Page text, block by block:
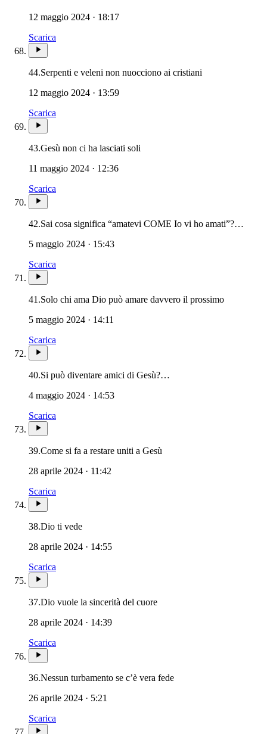
12 maggio 2024 · 18:17
Scarica
44.Serpenti e veleni non nuocciono ai cristiani
12 maggio 2024 · 13:59
Scarica
43.Gesù non ci ha lasciati soli
11 maggio 2024 · 12:36
Scarica
42.Sai cosa significa “amatevi COME Io vi ho amati”?…
5 maggio 2024 · 15:43
Scarica
41.Solo chi ama Dio può amare davvero il prossimo
5 maggio 2024 · 14:11
Scarica
40.Si può diventare amici di Gesù?…
4 maggio 2024 · 14:53
Scarica
39.Come si fa a restare uniti a Gesù
28 aprile 2024 · 11:42
Scarica
38.Dio ti vede
28 aprile 2024 · 14:55
Scarica
37.Dio vuole la sincerità del cuore
28 aprile 2024 · 14:39
Scarica
36.Nessun turbamento se c’è vera fede
26 aprile 2024 · 5:21
Scarica